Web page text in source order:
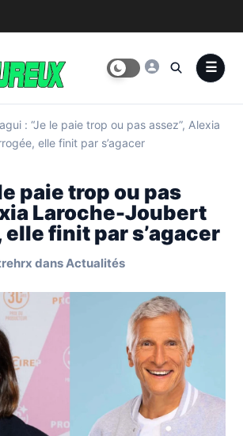
: “Je le paie trop ou pas assez”, Alexia
elle finit par s’agacer
paie trop ou pas
Laroche-Joubert
finit par s’agacer
dansActualités